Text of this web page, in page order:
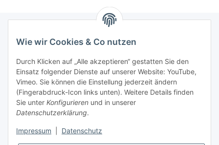
Bitte senden Sie mir entsprechend Ihrer
Datenschutzerklärungregelmäßig und jederzeit widerruflich
Informationen zu Ihrem Produktsortiment per E-Mail zu.
Wie wir Cookies & Co nutzen
Durch Klicken auf „Alle akzeptieren“ gestatten Sie den
Einsatz folgender Dienste auf unserer Website: YouTube,
Vimeo. Sie können die Einstellung jederzeit ändern
(Fingerabdruck-Icon links unten). Weitere Details finden
Sie unter Konfigurieren und in unserer
Datenschutzerklärung.
Impressum Datenschutz